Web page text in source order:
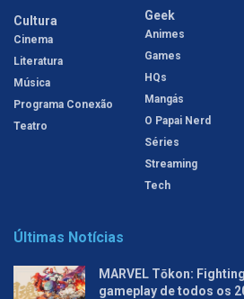
Cultura
Cinema
Literatura
Música
Programa Conexão
Teatro
Geek
Animes
Games
HQs
Mangás
O Papai Nerd
Séries
Streaming
Tech
Últimas Notícias
MARVEL Tōkon:
gameplay de todos os